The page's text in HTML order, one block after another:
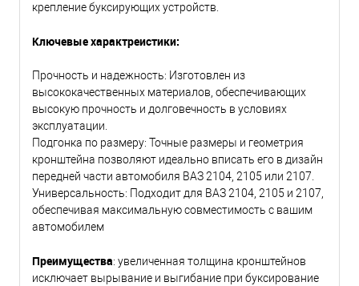
крепление буксирующих устройств.
Ключевые характреистики:
Прочность и надежность: Изготовлен из
высококачественных материалов, обеспечивающих
высокую прочность и долговечность в условиях
эксплуатации.
Подгонка по размеру: Точные размеры и геометрия
кронштейна позволяют идеально вписать его в дизайн
передней части автомобиля ВАЗ 2104, 2105 или 2107.
Универсальность: Подходит для ВАЗ 2104, 2105 и 2107,
обеспечивая максимальную совместимость с вашим
автомобилем
Преимущества: увеличенная толщина кронштейнов
исключает вырывание и выгибание при буксирование